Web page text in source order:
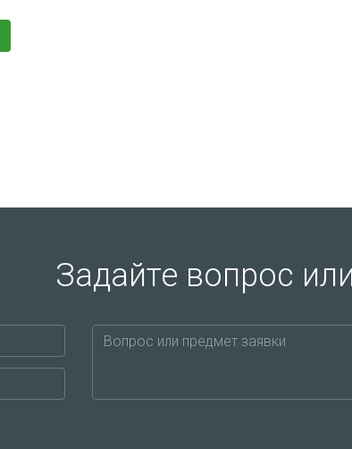
Задайте вопрос